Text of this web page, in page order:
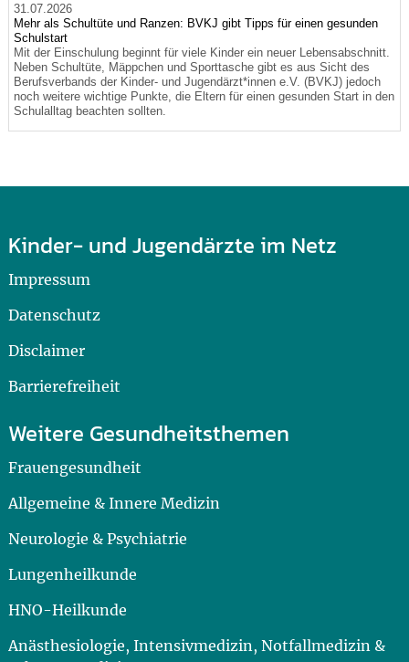
31.07.2026
Mehr als Schultüte und Ranzen: BVKJ gibt Tipps für einen gesunden
Schulstart
Mit der Einschulung beginnt für viele Kinder ein neuer Lebensabschnitt.
Neben Schultüte, Mäppchen und Sporttasche gibt es aus Sicht des
Berufsverbands der Kinder- und Jugendärzt*innen e.V. (BVKJ) jedoch
noch weitere wichtige Punkte, die Eltern für einen gesunden Start in den
Schulalltag beachten sollten.
Kinder- und Jugendärzte im Netz
Impressum
Datenschutz
Disclaimer
Barrierefreiheit
Weitere Gesundheitsthemen
Frauengesundheit
Allgemeine & Innere Medizin
Neurologie & Psychiatrie
Lungenheilkunde
HNO-Heilkunde
Anästhesiologie, Intensivmedizin, Notfallmedizin &